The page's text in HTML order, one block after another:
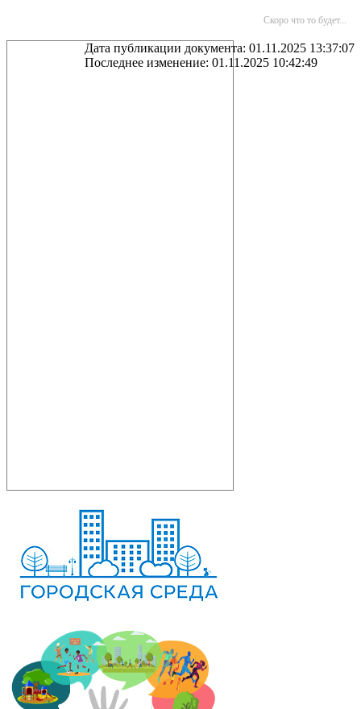
Скоро что то будет...
Дата публикации документа: 01.11.2025 13:37:07
Последнее изменение: 01.11.2025 10:42:49